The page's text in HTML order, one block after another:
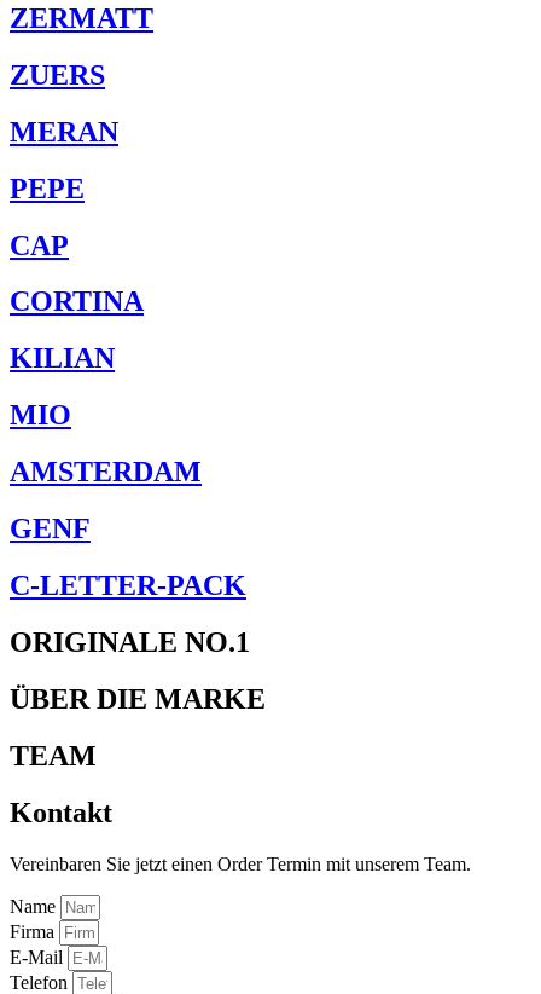
ZERMATT
ZUERS
MERAN
PEPE
CAP
CORTINA
KILIAN
MIO
AMSTERDAM
GENF
C-LETTER-PACK
ORIGINALE NO.1
ÜBER DIE MARKE
TEAM
Kontakt
Vereinbaren Sie jetzt einen Order Termin mit unserem Team.
Name
Firma
E-Mail
Telefon